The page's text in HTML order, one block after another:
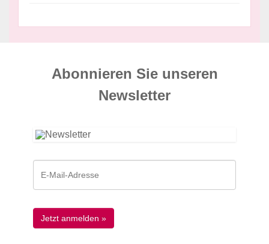
Abonnieren Sie unseren
News­letter